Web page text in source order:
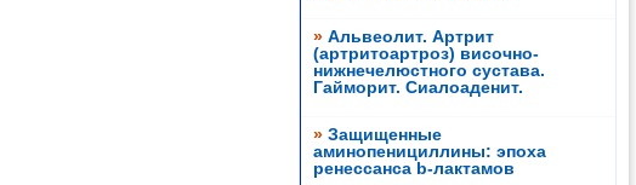
» Альвеолит. Артрит
(артритоартроз) височно-
нижнечелюстного сустава.
Гайморит. Сиалоаденит.
» Защищенные
аминопенициллины: эпоха
ренессанса b-лактамов